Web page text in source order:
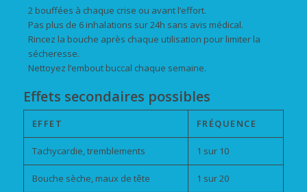
2 bouffées à chaque crise ou avant l’effort.
Pas plus de 6 inhalations sur 24h sans avis médical.
Rincez la bouche après chaque utilisation pour limiter la
sécheresse.
Nettoyez l’embout buccal chaque semaine.
Effets secondaires possibles
EFFET FRÉQUENCE
Tachycardie, tremblements 1 sur 10
Bouche sèche, maux de tête 1 sur 20